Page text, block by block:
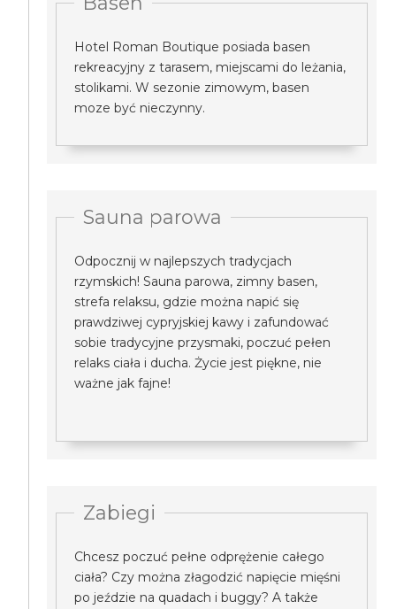
Hotel Roman Boutique posiada basen
rekreacyjny z tarasem, miejscami do leżania,
stolikami. W sezonie zimowym, basen
moze być nieczynny.
Sauna parowa
Odpocznij w najlepszych tradycjach
rzymskich! Sauna parowa, zimny basen,
strefa relaksu, gdzie można napić się
prawdziwej cypryjskiej kawy i zafundować
sobie tradycyjne przysmaki, poczuć pełen
relaks ciała i ducha. Życie jest piękne, nie
ważne jak fajne!
Zabiegi
Chcesz poczuć pełne odprężenie całego
ciała? Czy można złagodzić napięcie mięśni
po jeździe na quadach i buggy? A także